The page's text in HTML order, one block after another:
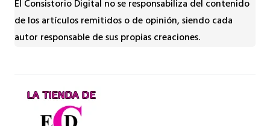
El Consistorio Digital no se responsabiliza del contenido
de los artículos remitidos o de opinión, siendo cada
autor responsable de sus propias creaciones.